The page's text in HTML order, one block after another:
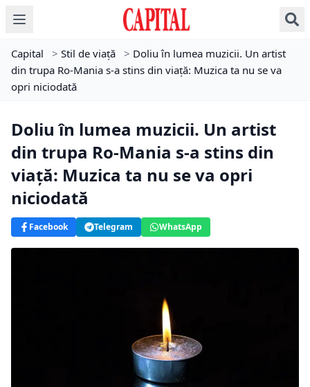
Capital > Stil de viață > Doliu în lumea muzicii. Un artist
din trupa Ro-Mania s-a stins din viață: Muzica ta nu se va
opri niciodată
Doliu în lumea muzicii. Un artist
din trupa Ro-Mania s-a stins din
viață: Muzica ta nu se va opri
niciodată
Facebook Telegram WhatsApp